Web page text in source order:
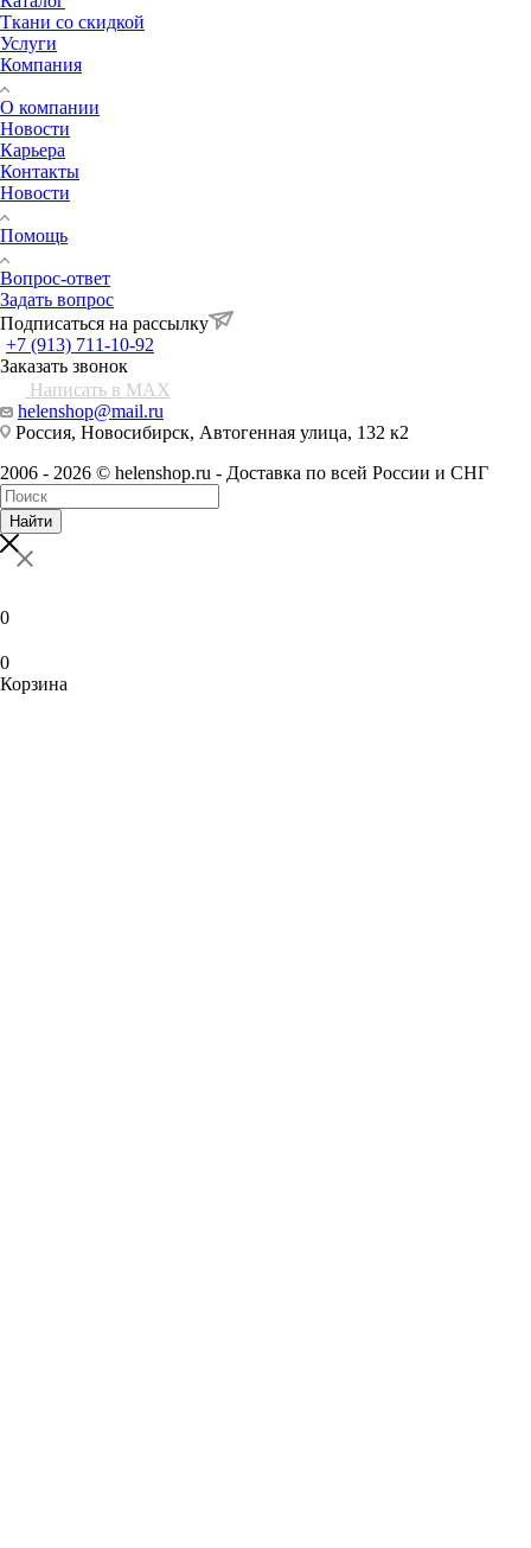
Ткани со скидкой
Услуги
Компания
О компании
Новости
Карьера
Контакты
Новости
Помощь
Вопрос-ответ
Задать вопрос
Подписаться на рассылку
+7 (913) 711-10-92
Заказать звонок
Написать в MAX
helenshop@mail.ru
Россия, Новосибирск, Автогенная улица, 132 к2
2006 - 2026 © helenshop.ru - Доставка по всей России и СНГ
Найти
0
0
Корзина